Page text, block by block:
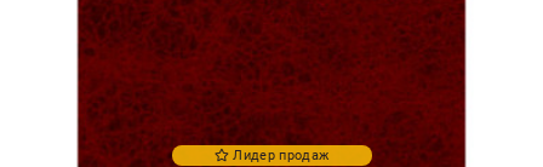
Лидер продаж